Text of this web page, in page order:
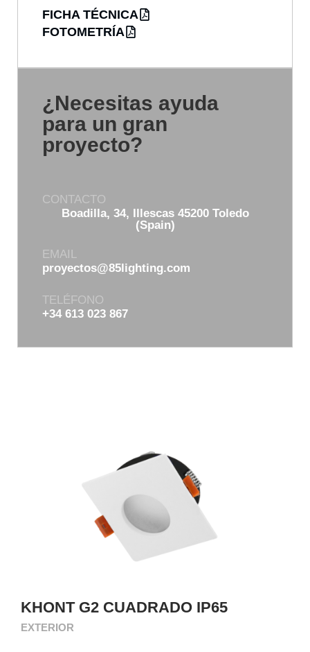
FICHA TÉCNICA
FOTOMETRÍA
¿Necesitas ayuda
para un gran
proyecto?
CONTACTO
Boadilla, 34, Illescas 45200 Toledo
(Spain)
EMAIL
proyectos@85lighting.com
TELÉFONO
+34 613 023 867
KHONT G2 CUADRADO IP65
EXTERIOR